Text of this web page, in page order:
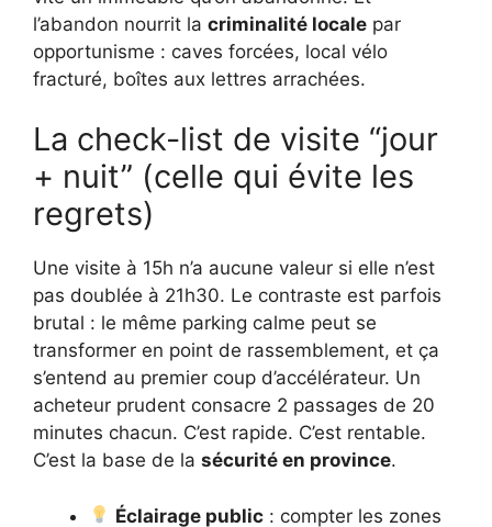
l’abandon nourrit la criminalité locale par
opportunisme : caves forcées, local vélo
fracturé, boîtes aux lettres arrachées.
La check-list de visite “jour
+ nuit” (celle qui évite les
regrets)
Une visite à 15h n’a aucune valeur si elle n’est
pas doublée à 21h30. Le contraste est parfois
brutal : le même parking calme peut se
transformer en point de rassemblement, et ça
s’entend au premier coup d’accélérateur. Un
acheteur prudent consacre 2 passages de 20
minutes chacun. C’est rapide. C’est rentable.
C’est la base de la sécurité en province.
Éclairage public : compter les zones